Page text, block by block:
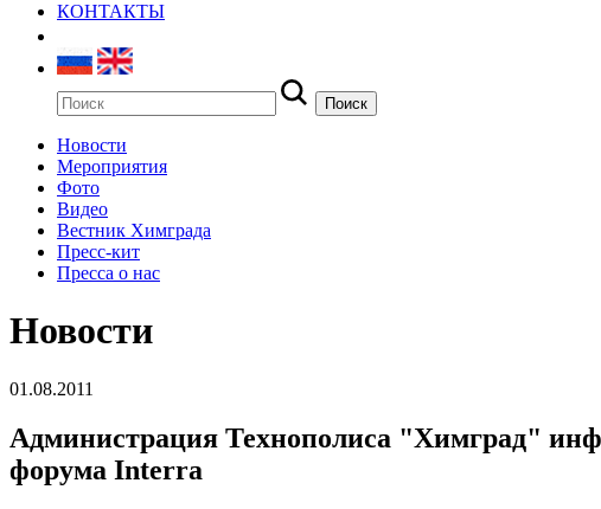
КОНТАКТЫ
Новости
Мероприятия
Фото
Видео
Вестник Химграда
Пресс-кит
Пресса о нас
Новости
01.08.2011
Администрация Технополиса "Химград"
форума Interra